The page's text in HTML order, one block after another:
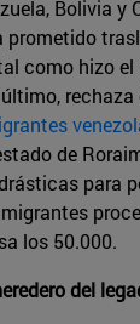
Bolivia y
prometido
como hizo
de
para
los 50.000.
del